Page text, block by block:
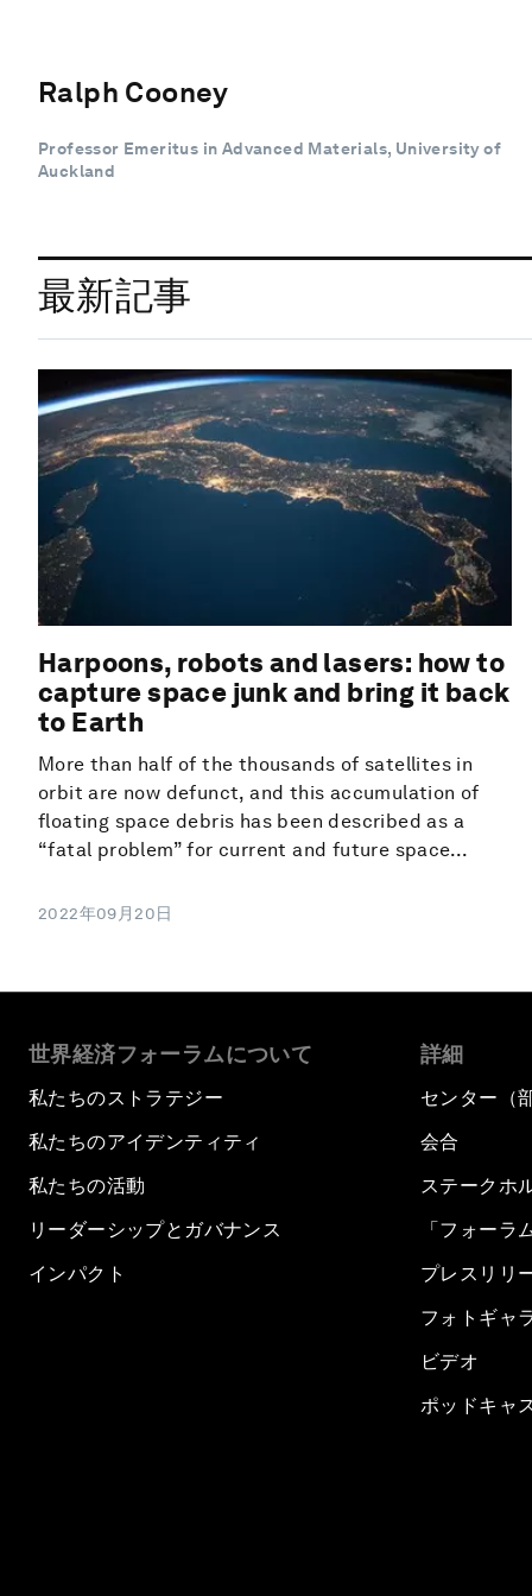
Ralph Cooney
Professor Emeritus in Advanced Materials, University of
Auckland
最新記事
Harpoons, robots and lasers: how to
capture space junk and bring it back
to Earth
More than half of the thousands of satellites in
orbit are now defunct, and this accumulation of
floating space debris has been described as a
“fatal problem” for current and future space...
2022年09月20日
世界経済フォーラムについて
私たちのストラテジー
私たちのアイデンティティ
私たちの活動
リーダーシップとガバナンス
インパクト
詳細
センター（
会合
ステークホ
「フォーラ
プレスリリ
フォトギャ
ビデオ
ポッドキャ